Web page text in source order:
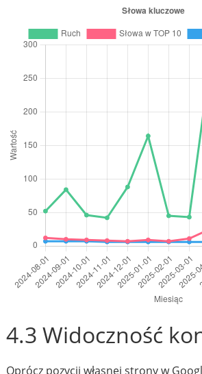
4.3 Widoczność
Oprócz pozycji własnej strony w